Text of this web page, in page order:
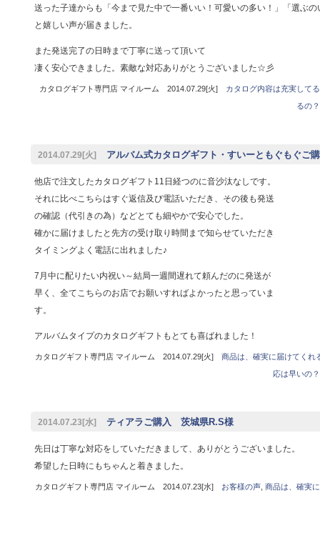
送った子達からも「今まで見た中で一番いい！可愛いの多い！」「選ぶの
と嬉しい声が届きました。
また発送完了の日時まで丁寧に送って頂いて
凄く安心できました。素敵な対応ありがとうございました☆彡
カタログギフト専門店 マイルーム 2014.07.29[火]
カタログ内容は充実して
るの？
2014.07.29[火] アルバム式カタログギフト・すいーともぐもぐ
他店で注文したカタログギフト11日経つのに音沙汰なしです。
それに比べこちらはすぐ返信及び電話いただき、その後も発送
の確認（代引きの為）などとても細やかで安心でした。
確かに届けましたと先方の受け取り時間まで知らせていただき
タイミングよく電話に出れました♪
7月中に配りたい内祝い～結局一週間遅れて頼んだのに発送が
早く、全てこちらのお店でお願いすればよかったと思っていま
す。
アルバムタイプのカタログギフトもとても喜ばれました！
カタログギフト専門店 マイルーム 2014.07.29[火] 商品は、確実に届けてくれ
応は早いの？
2014.07.23[水] ティアラご購入 茨城県R.S様
先日は丁寧な対応をしていただきまして、ありがとうございました。
希望した日時にもちゃんと着きました。
カタログギフト専門店 マイルーム 2014.07.23[水] お客様の声, 商品は、確実